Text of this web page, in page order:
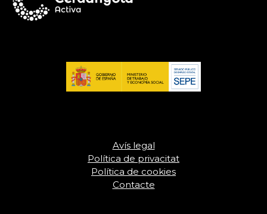
Avís legal
Política de privacitat
Política de cookies
Contacte